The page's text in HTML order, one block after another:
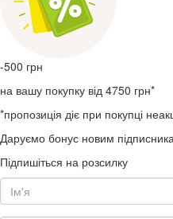
-500 грн
на вашу покупку від 4750 грн*
*пропозиція діє при покупці
Даруємо бонус новим
Підпишіться на розсилку